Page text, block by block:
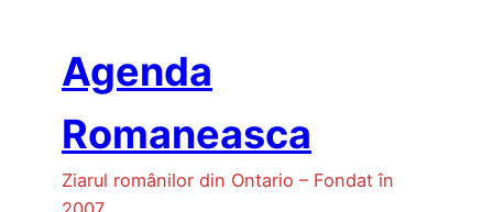
contentAgenda
Romaneasca
Ziarul românilor din Ontario – Fondat în